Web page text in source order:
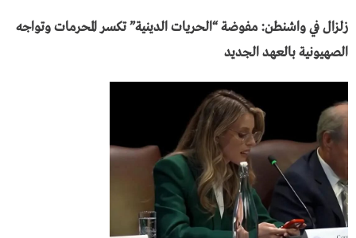
زلزال في واشنطن: مفوضة “الحريات الدينية” تكسر المحرمات وتواجه
الصهيونية بالعهد الجديد